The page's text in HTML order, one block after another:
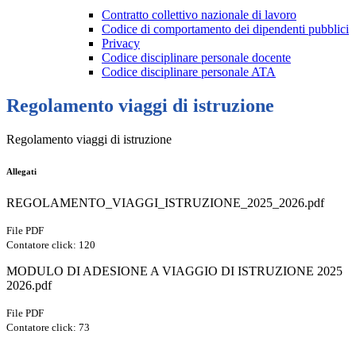
Contratto collettivo nazionale di lavoro
Codice di comportamento dei dipendenti pubblici
Privacy
Codice disciplinare personale docente
Codice disciplinare personale ATA
Regolamento viaggi di istruzione
Regolamento viaggi di istruzione
Allegati
REGOLAMENTO_VIAGGI_ISTRUZIONE_2025_2026.pdf
File PDF
Contatore click: 120
MODULO DI ADESIONE A VIAGGIO DI ISTRUZIONE 2025
2026.pdf
File PDF
Contatore click: 73